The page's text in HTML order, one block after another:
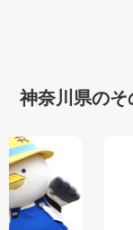
神奈川県のそ